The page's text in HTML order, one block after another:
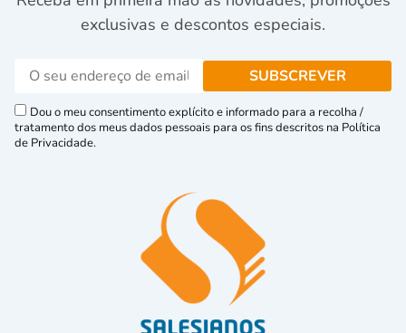
exclusivas e descontos especiais.
Dou o meu consentimento explícito e informado para a recolha /
tratamento dos meus dados pessoais para os fins descritos na Política
de Privacidade.